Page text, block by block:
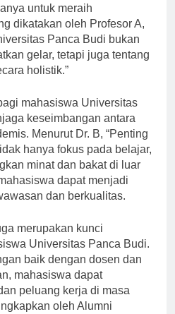
untuk meraih
dikatakan oleh Profesor A,
Panca Budi bukan
gelar, tetapi juga tentang
holistik.”
mahasiswa Universitas
keseimbangan antara
Menurut Dr. B, “Penting
hanya fokus pada belajar,
minat dan bakat di luar
dapat menjadi
dan berkualitas.
merupakan kunci
Universitas Panca Budi.
baik dengan dosen dan
mahasiswa dapat
peluang kerja di masa
oleh Alumni